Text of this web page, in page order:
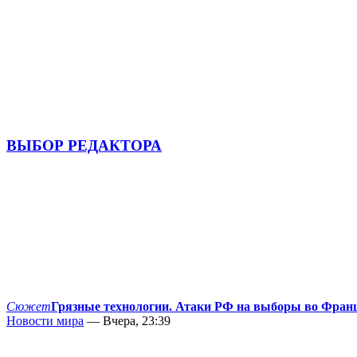
ВЫБОР РЕДАКТОРА
СюжетГрязные технологии. Атаки РФ на выборы во
Новости мира — Вчера, 23:39